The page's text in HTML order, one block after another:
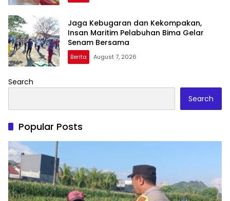
Jaga Kebugaran dan Kekompakan,
Insan Maritim Pelabuhan Bima Gelar
Senam Bersama
Berita August 7, 2026
Search
Search
Popular Posts